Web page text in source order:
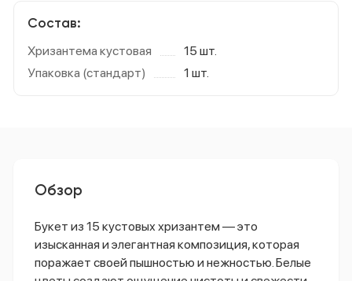
Состав:
Хризантема кустовая
15 шт.
Упаковка (стандарт)
1 шт.
Обзор
Букет из 15 кустовых хризантем — это
изысканная и элегантная композиция, которая
поражает своей пышностью и нежностью. Белые